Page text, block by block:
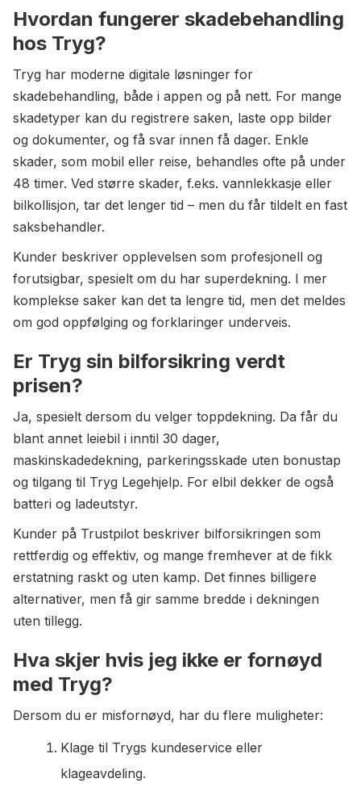
Hvordan fungerer skadebehandling
hos Tryg?
Tryg har moderne digitale løsninger for
skadebehandling, både i appen og på nett. For mange
skadetyper kan du registrere saken, laste opp bilder
og dokumenter, og få svar innen få dager. Enkle
skader, som mobil eller reise, behandles ofte på under
48 timer. Ved større skader, f.eks. vannlekkasje eller
bilkollisjon, tar det lenger tid – men du får tildelt en fast
saksbehandler.
Kunder beskriver opplevelsen som profesjonell og
forutsigbar, spesielt om du har superdekning. I mer
komplekse saker kan det ta lengre tid, men det meldes
om god oppfølging og forklaringer underveis.
Er Tryg sin bilforsikring verdt
prisen?
Ja, spesielt dersom du velger toppdekning. Da får du
blant annet leiebil i inntil 30 dager,
maskinskadedekning, parkeringsskade uten bonustap
og tilgang til Tryg Legehjelp. For elbil dekker de også
batteri og ladeutstyr.
Kunder på Trustpilot beskriver bilforsikringen som
rettferdig og effektiv, og mange fremhever at de fikk
erstatning raskt og uten kamp. Det finnes billigere
alternativer, men få gir samme bredde i dekningen
uten tillegg.
Hva skjer hvis jeg ikke er fornøyd
med Tryg?
Dersom du er misfornøyd, har du flere muligheter:
Klage til Trygs kundeservice eller
klageavdeling.